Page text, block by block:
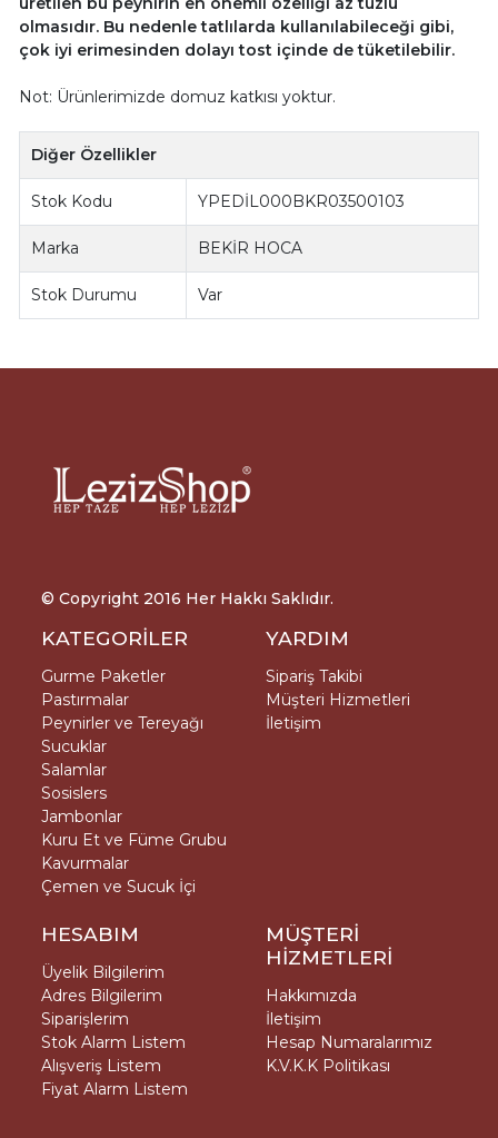
olmasıdır. Bu nedenle tatlılarda kullanılabileceği gibi,
çok iyi erimesinden dolayı tost içinde de tüketilebilir.
Not: Ürünlerimizde domuz katkısı yoktur.
Diğer Özellikler
Stok Kodu YPEDİL000BKR03500103
Marka BEKİR HOCA
Stok Durumu Var
© Copyright 2016 Her Hakkı Saklıdır.
KATEGORİLER
Gurme Paketler
Pastırmalar
Peynirler ve Tereyağı
Sucuklar
Salamlar
Sosislers
Jambonlar
Kuru Et ve Füme Grubu
Kavurmalar
Çemen ve Sucuk İçi
YARDIM
Sipariş Takibi
Müşteri Hizmetleri
İletişim
HESABIM
Üyelik Bilgilerim
Adres Bilgilerim
Siparişlerim
Stok Alarm Listem
Alışveriş Listem
Fiyat Alarm Listem
MÜŞTERİ
HİZMETLERİ
Hakkımızda
İletişim
Hesap Numaralarımız
K.V.K.K Politikası